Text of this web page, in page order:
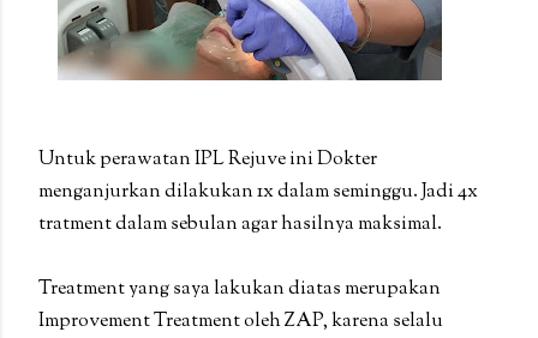
Untuk perawatan IPL Rejuve ini Dokter
menganjurkan dilakukan 1x dalam seminggu. Jadi 4x
tratment dalam sebulan agar hasilnya maksimal.
Treatment yang saya lakukan diatas merupakan
Improvement Treatment oleh ZAP, karena selalu